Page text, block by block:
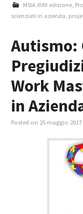
MSIA XVIII edizione,
scienziati in azienda
Autismo:
Work
in
Posted on 25 maggio 2017